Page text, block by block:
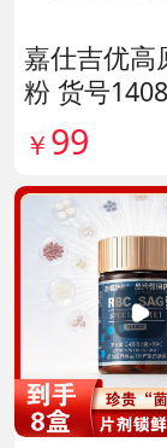
嘉仕吉优高
粉 货号
￥ 99